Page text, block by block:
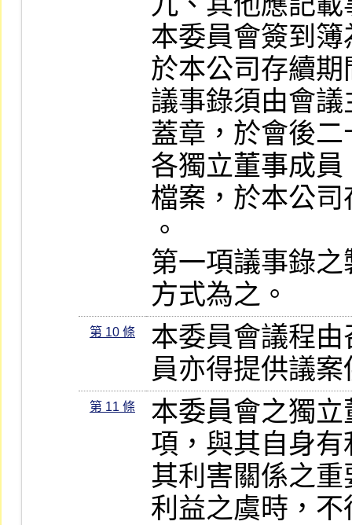
本委員會簽到
於本公司存續
議事錄須由會
蓋章，於會後
各獨立董事成
檔案，於本公
。
第一項議事錄
方式為之。
第 10 條
本委員會議程
員亦得提供議
第 11 條
本委員會之獨
項，與其自身
其利害關係之
利益之虞時，